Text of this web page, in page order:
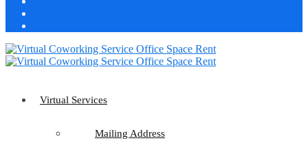
Virtual Services
Mailing Address